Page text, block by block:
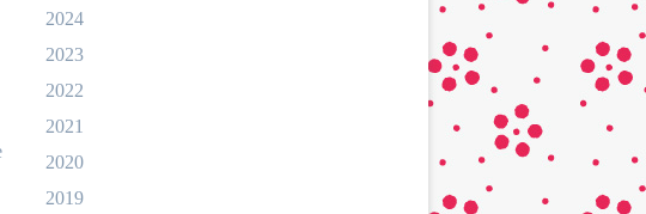
2024
2023
2022
2021
2020
2019